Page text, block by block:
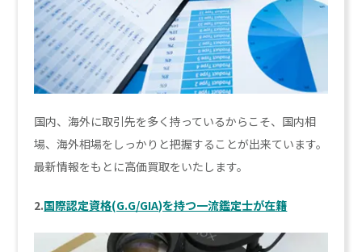
国内、海外に取引先を多く持っているからこそ、国内相
場、海外相場をしっかりと把握することが出来ています。
最新情報をもとに高価買取をいたします。
2.国際認定資格(G.G/GIA)を持つ一流鑑定士が在籍